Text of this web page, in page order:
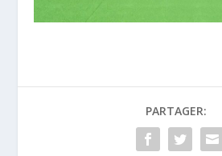
PARTAGER: